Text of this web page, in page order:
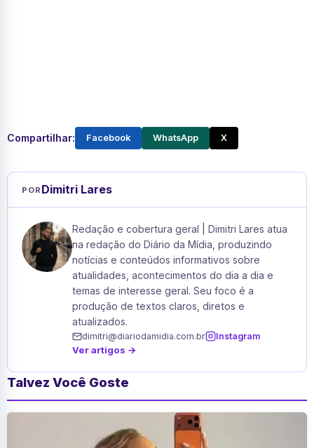
Compartilhar: Facebook WhatsApp X
POR Dimitri Lares
Redação e cobertura geral | Dimitri Lares atua
na redação do Diário da Mídia, produzindo
notícias e conteúdos informativos sobre
atualidades, acontecimentos do dia a dia e
temas de interesse geral. Seu foco é a
produção de textos claros, diretos e
atualizados.
dimitri@diariodamidia.com.br Instagram
Ver artigos →
Talvez Você Goste